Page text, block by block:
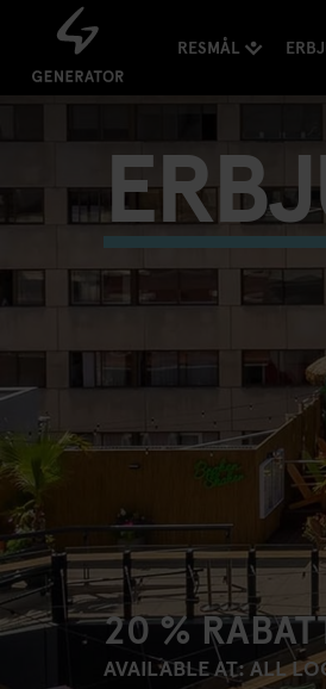
RESMÅL
20 %
AVAILABLE AT: ALL